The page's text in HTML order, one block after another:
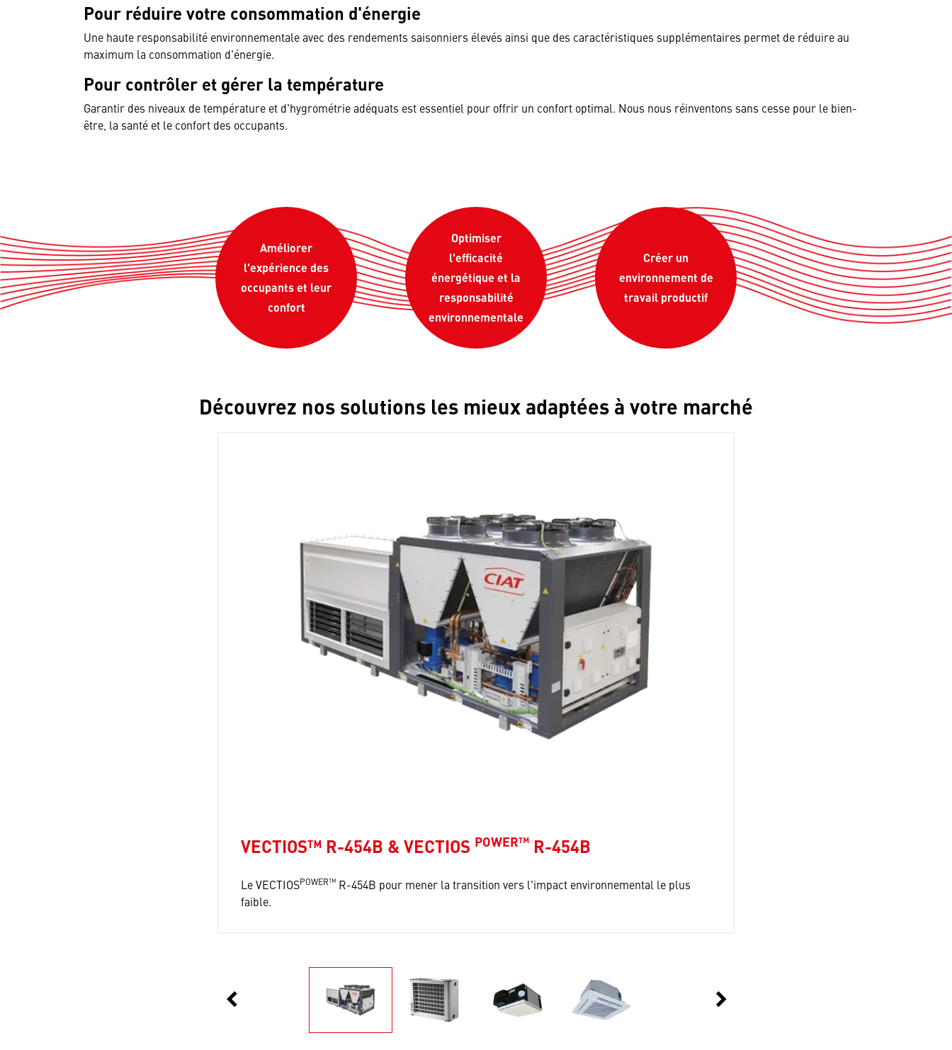
Pour réduire votre consommation d'énergie
Une haute responsabilité environnementale avec des rendements saisonniers élevés ainsi que des caractéristiques supplémentaires permet de réduire au
maximum la consommation d'énergie.
Pour contrôler et gérer la température
Garantir des niveaux de température et d'hygrométrie adéquats est essentiel pour offrir un confort optimal. Nous nous réinventons sans cesse pour le bien-
être, la santé et le confort des occupants.
Améliorer
l'expérience des
occupants et leur
confort
Optimiser
l'efficacité
énergétique et la
responsabilité
environnementale
Créer un
environnement de
travail productif
Découvrez nos solutions les mieux adaptées à votre marché
VECTIOS™ R-454B & VECTIOS POWER™ R-454B
Le VECTIOSPOWER™ R-454B pour mener la transition vers l'impact environnemental le plus
faible.
chevron_leftPrécédent chevron_right
Suivant